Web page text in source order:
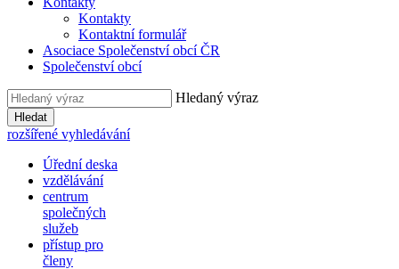
Kontakty
Kontaktní formulář
Asociace Společenství obcí ČR
Společenství obcí
Hledaný výraz
Hledat
rozšířené vyhledávání
Úřední deska
vzdělávání
centrum
společných
služeb
přístup pro
členy